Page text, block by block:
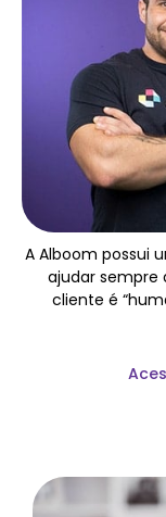
A Alboom possui
ajudar sempre
cliente é